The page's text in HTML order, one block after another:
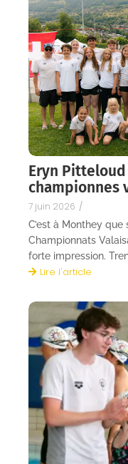
Eryn
championnes
7 juin 2026 /
C’est à Monthey
Championnats
forte impression.
Lire l'article